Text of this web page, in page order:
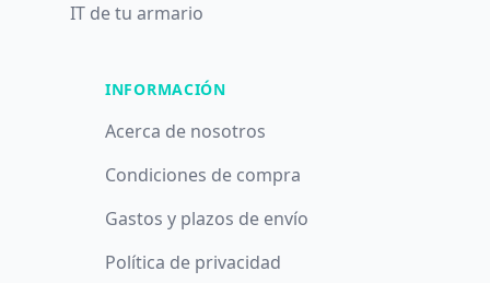
IT de tu armario
INFORMACIÓN
Acerca de nosotros
Condiciones de compra
Gastos y plazos de envío
Política de privacidad